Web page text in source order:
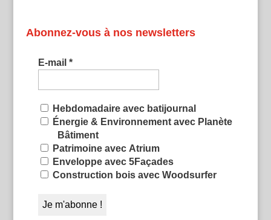
Abonnez-vous à nos newsletters
E-mail *
Hebdomadaire avec batijournal
Énergie & Environnement avec Planète
Bâtiment
Patrimoine avec Atrium
Enveloppe avec 5Façades
Construction bois avec Woodsurfer